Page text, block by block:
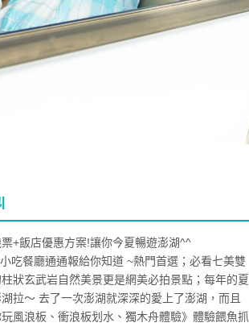
+飯店優惠方案!讓你今夏暢遊澎湖^^
吃餐廳通通報給你知道 ~熱門首選；必看七美雙
狀玄武岩自然美景更是網美必拍景點；每年的夏
拉～ 去了一次澎湖就深深的愛上了澎湖，而且
風浪板、衝浪板划水、獨木舟體驗》體驗餵魚抓